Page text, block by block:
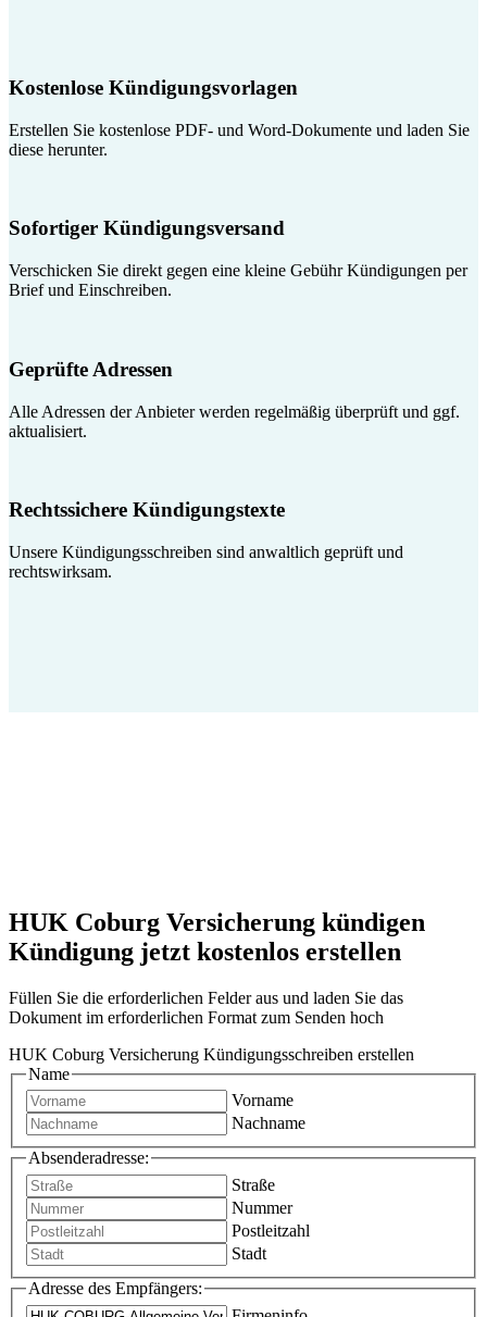
Kostenlose Kündigungsvorlagen
Erstellen Sie kostenlose PDF- und Word-Dokumente und laden Sie
diese herunter.
Sofortiger Kündigungsversand
Verschicken Sie direkt gegen eine kleine Gebühr Kündigungen per
Brief und Einschreiben.
Geprüfte Adressen
Alle Adressen der Anbieter werden regelmäßig überprüft und ggf.
aktualisiert.
Rechtssichere Kündigungstexte
Unsere Kündigungsschreiben sind anwaltlich geprüft und
rechtswirksam.
HUK Coburg Versicherung kündigen
Kündigung jetzt kostenlos erstellen
Füllen Sie die erforderlichen Felder aus und laden Sie das
Dokument im erforderlichen Format zum Senden hoch
HUK Coburg Versicherung Kündigungsschreiben erstellen
Name
Vorname
Nachname
Absenderadresse:
Straße
Nummer
Postleitzahl
Stadt
Adresse des Empfängers: